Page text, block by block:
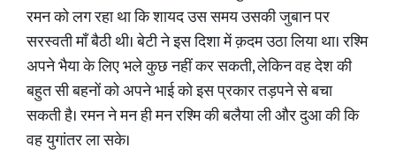
रमन को लग रहा था कि शायद उस समय उसकी जुबान पर
सरस्वती माँ बैठी थी। बेटी ने इस दिशा में क़दम उठा लिया था। रश्मि
अपने भैया के लिए भले कुछ नहीं कर सकती, लेकिन वह देश की
बहुत सी बहनों को अपने भाई को इस प्रकार तड़पने से बचा
सकती है। रमन ने मन ही मन रश्मि की बलैया ली और दुआ की कि
वह युगांतर ला सके।